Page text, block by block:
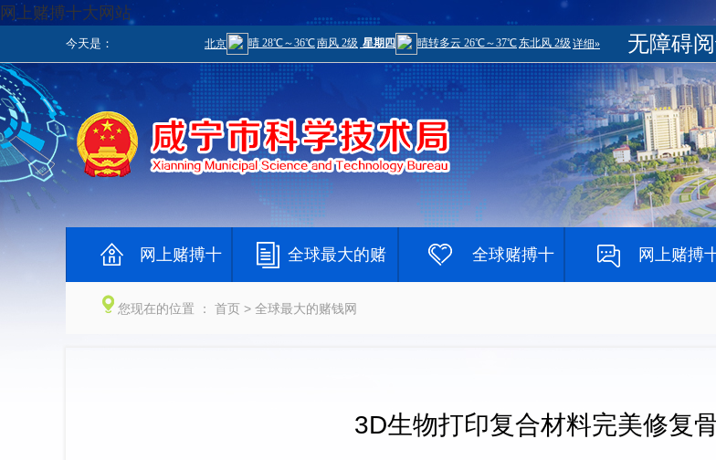
网上赌搏十大网站
今天是： 无障碍
网上赌搏十
大网站
全球最大的赌
钱网
全球赌搏十 网上赌搏
您现在的位置 ： 首页 > 全球最大的赌钱网
3D生物打印复合材料完美修复